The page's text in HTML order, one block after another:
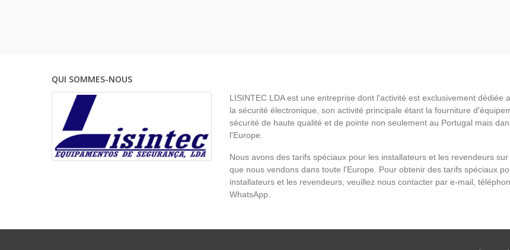
QUI SOMMES-NOUS
LISINTEC LDA est une entreprise dont l'activité est exclusivement dédiée
la sécurité électronique, son activité principale étant la fourniture
sécurité de haute qualité et de pointe non seulement au Portugal mais
l'Europe.
Nous avons des tarifs spéciaux pour les installateurs et les revendeurs
que nous vendons dans toute l'Europe. Pour obtenir des tarifs spéciaux
installateurs et les revendeurs, veuillez nous contacter par e-mail,
WhatsApp.